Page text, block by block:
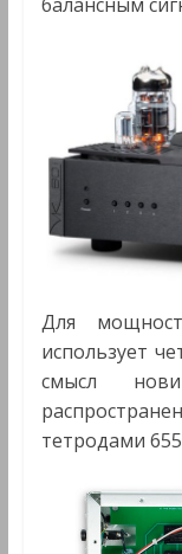
Для
использует
смысл
тетродами